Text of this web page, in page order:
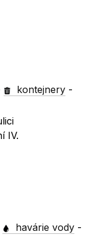
kontejnery -
IV.
havárie vody -